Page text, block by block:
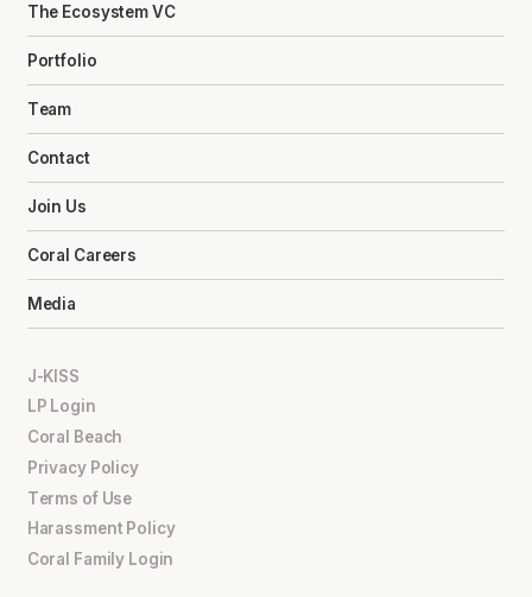
The Ecosystem VC
Portfolio
Team
Contact
Join Us
Coral Careers
Media
J-KISS
LP Login
Coral Beach
Privacy Policy
Terms of Use
Harassment Policy
Coral Family Login